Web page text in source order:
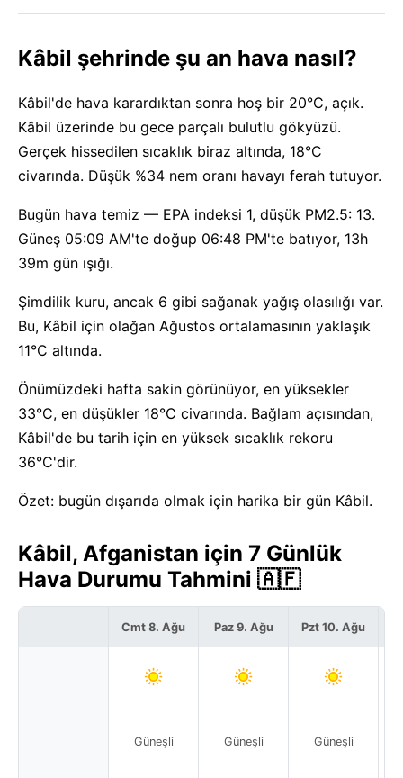
Kâbil şehrinde şu an hava nasıl?
Kâbil'de hava karardıktan sonra hoş bir 20°C, açık.
Kâbil üzerinde bu gece parçalı bulutlu gökyüzü.
Gerçek hissedilen sıcaklık biraz altında, 18°C
civarında. Düşük %34 nem oranı havayı ferah tutuyor.
Bugün hava temiz — EPA indeksi 1, düşük PM2.5: 13.
Güneş 05:09 AM'te doğup 06:48 PM'te batıyor, 13h
39m gün ışığı.
Şimdilik kuru, ancak 6 gibi sağanak yağış olasılığı var.
Bu, Kâbil için olağan Ağustos ortalamasının yaklaşık
11°C altında.
Önümüzdeki hafta sakin görünüyor, en yüksekler
33°C, en düşükler 18°C civarında. Bağlam açısından,
Kâbil'de bu tarih için en yüksek sıcaklık rekoru
36°C'dir.
Özet: bugün dışarıda olmak için harika bir gün Kâbil.
Kâbil, Afganistan için 7 Günlük
Hava Durumu Tahmini 🇦🇫
Cmt 8. Ağu
Güneşli
Paz 9. Ağu
Güneşli
Pzt 10. Ağu
Güneşli